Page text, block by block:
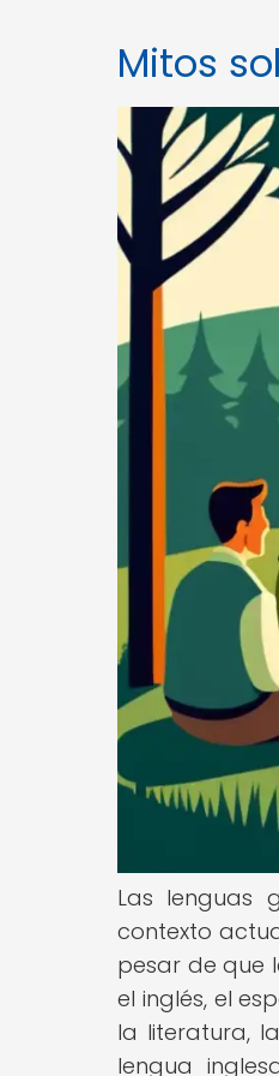
Mitos
Las lenguas
contexto
pesar de que
el inglés, el
la literatura,
lengua